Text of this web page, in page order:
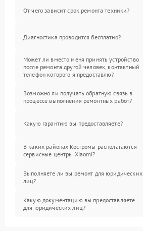
От чего зависит срок ремонта техники?
Диагностика проводится бесплатно?
Может ли вместо меня принять устройство
после ремонта другой человек, контактный
телефон которого я предоставлю?
Возможно ли получать обратную связь в
процессе выполнения ремонтных работ?
Какую гарантию вы предоставляете?
В каких районах Костромы располагаются
сервисные центры Xiaomi?
Выполняете ли вы ремонт для юридических
лиц?
Какую документацию вы предоставляете
для юридических лиц?